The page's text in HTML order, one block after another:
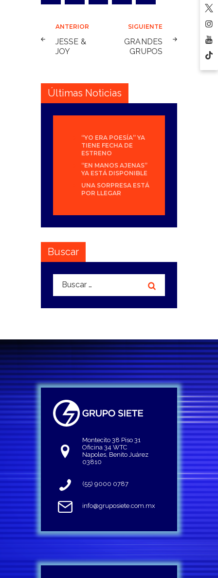
Navegación
de
entradas
ANTERIOR
JESSE &
JOY
SIGUIENTE
GRANDES
GRUPOS
Últimas Noticias
“YO ERA POESÍA” YA
TIENE FECHA DE
ESTRENO
“EN MANOS AJENAS”
YA ESTÁ DISPONIBLE
UNA SORPRESA ESTÁ
POR LLEGAR
Buscar
Buscar:
Montecito 38 Piso 31
Oficina 34 WTC
Napoles, Benito Juárez
03810
(55) 9000 0787
info@gruposiete.com.mx